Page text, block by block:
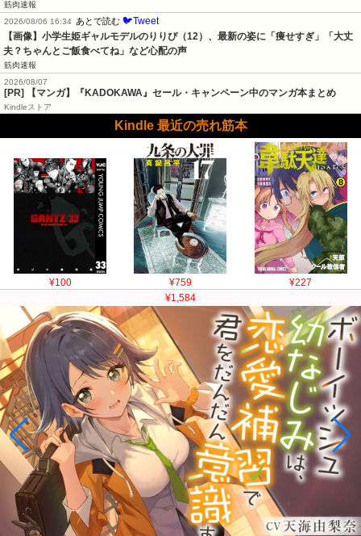
筋肉速報
2026/08/06 16:34 あとで読む 🐦Tweet
【画像】小学生姫ギャルモデルのりりぴ（12）、最新の姿に「痩せすぎ」「大丈
夫？ちゃんとご飯食べてね」など心配の声
筋肉速報
2026/08/07
[PR] 【マンガ】『KADOKAWA』セール・キャンペーン中のマンガ本まとめ
Kindleストア
Kindle 最近の売れ筋本
¥100 ¥759
¥227
¥1,584